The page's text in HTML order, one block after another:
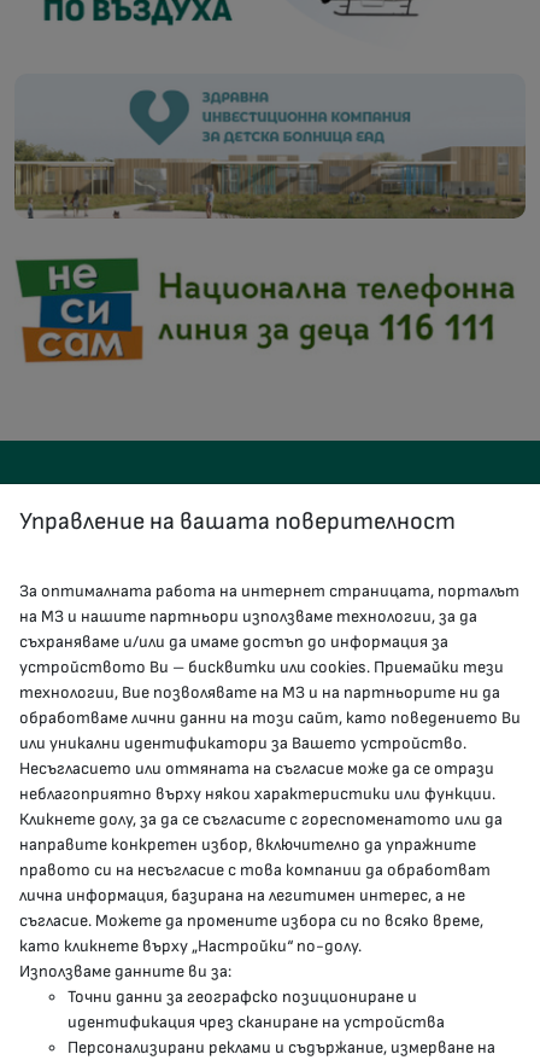
КОНТАКТИ
гр.София, 1000, пл. „Света Неделя“ №5
delovodstvo@mh.government.bg
presscenter@mh.government.bg
МЗ В СОЦИАЛНИТЕ МРЕЖИ
Facebook страница
Instragram профил
YouTube канал
Управление на вашата поверителност
За оптималната работа на интернет страницата, порталът
на МЗ и нашите партньори използваме технологии, за да
съхраняваме и/или да имаме достъп до информация за
устройството Ви – бисквитки или cookies. Приемайки тези
технологии, Вие позволявате на МЗ и на партньорите ни да
обработваме лични данни на този сайт, като поведението Ви
или уникални идентификатори за Вашето устройство.
Несъгласието или отмяната на съгласие може да се отрази
неблагоприятно върху някои характеристики или функции.
Кликнете долу, за да се съгласите с гореспоменатото или да
направите конкретен избор, включително да упражните
правото си на несъгласие с това компании да обработват
лична информация, базирана на легитимен интерес, а не
съгласие. Можете да промените избора си по всяко време,
като кликнете върху „Настройки“ по-долу.
Използваме данните ви за:
Точни данни за географско позициониране и
идентификация чрез сканиране на устройства
Персонализирани реклами и съдържание, измерване на